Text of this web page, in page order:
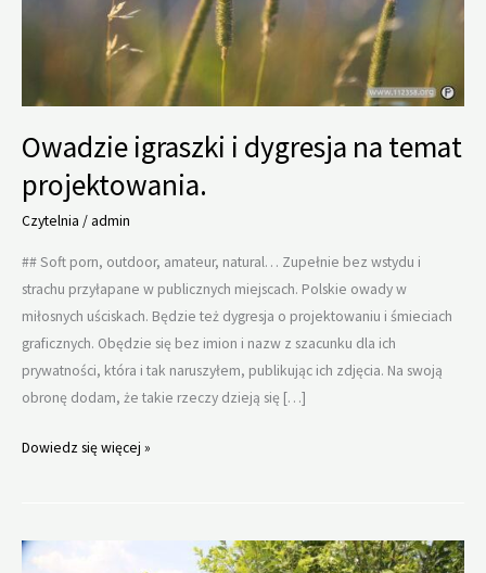
Owadzie igraszki i dygresja na temat
projektowania.
Czytelnia /admin
## Soft porn, outdoor, amateur, natural… Zupełnie bez wstydu i
strachu przyłapane w publicznych miejscach. Polskie owady w
miłosnych uściskach. Będzie też dygresja o projektowaniu i śmieciach
graficznych. Obędzie się bez imion i nazw z szacunku dla ich
prywatności, która i tak naruszyłem, publikując ich zdjęcia. Na swoją
obronę dodam, że takie rzeczy dzieją się […]
Owadzie
na
Dowiedz się więcej »